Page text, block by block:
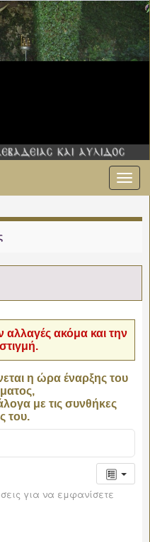
ακόμα και την
η ώρα έναρξης του
με τις συνθήκες
του.
για να εμφανίσετε